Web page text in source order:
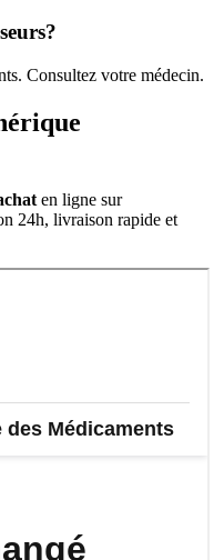
Consultez votre médecin.
en ligne sur
24h, livraison rapide et